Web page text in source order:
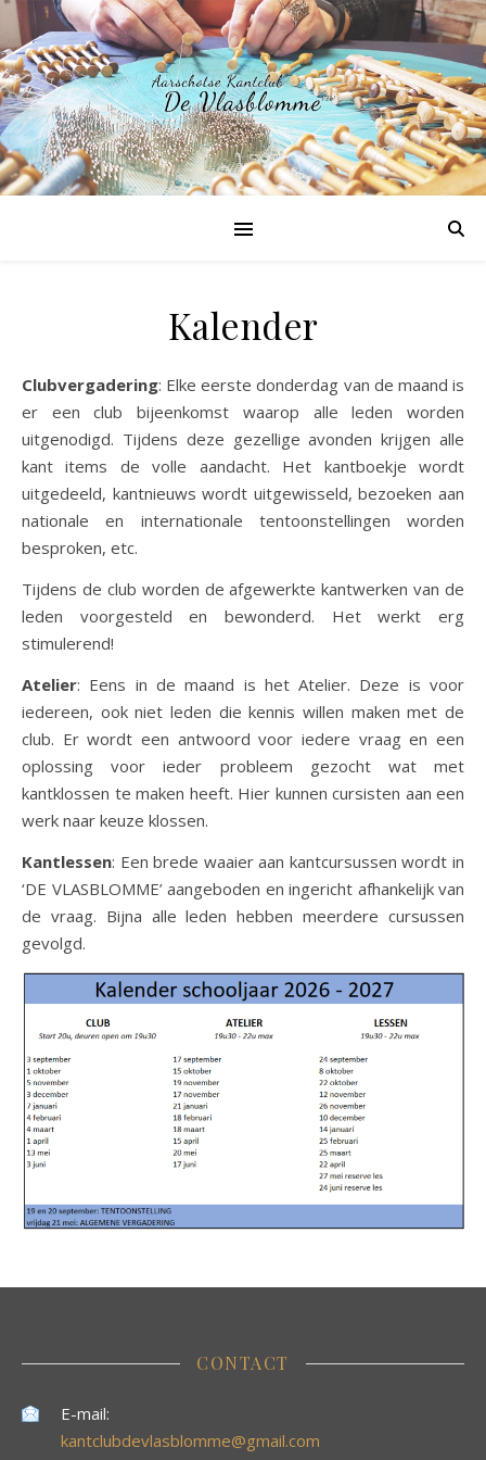
Kalender
Clubvergadering: Elke eerste donderdag van de maand is
er een club bijeenkomst waarop alle leden worden
uitgenodigd. Tijdens deze gezellige avonden krijgen alle
kant items de volle aandacht. Het kantboekje wordt
uitgedeeld, kantnieuws wordt uitgewisseld, bezoeken aan
nationale en internationale tentoonstellingen worden
besproken, etc.
Tijdens de club worden de afgewerkte kantwerken van de
leden voorgesteld en bewonderd. Het werkt erg
stimulerend!
Atelier: Eens in de maand is het Atelier. Deze is voor
iedereen, ook niet leden die kennis willen maken met de
club. Er wordt een antwoord voor iedere vraag en een
oplossing voor ieder probleem gezocht wat met
kantklossen te maken heeft. Hier kunnen cursisten aan een
werk naar keuze klossen.
Kantlessen: Een brede waaier aan kantcursussen wordt in
‘DE VLASBLOMME’ aangeboden en ingericht afhankelijk van
de vraag. Bijna alle leden hebben meerdere cursussen
gevolgd.
CONTACT
E-mail:
kantclubdevlasblomme@gmail.com